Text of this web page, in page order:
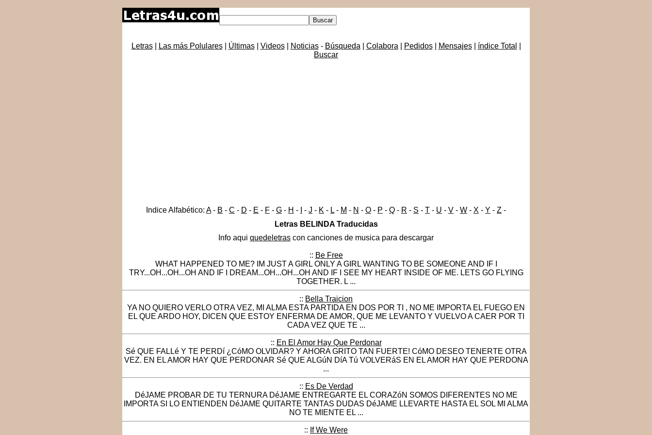
Letras| Las más Polulares| Últimas| Videos| Noticias- Búsqueda Colabora Pedidos| Mensajes| índice Total
Buscar
Indice Alfabético: A- B - C - D - E - F - G - H - - J - K - L - M - N - O - P - Q - R - S - T - U - V - W - X - Y - Z -
Letras BELINDA Traducidas
Info aqui quedeletras con canciones de musica para descargar
:: Be Free
WHAT HAPPENED TO ME? IM JUST A GIRL ONLY A GIRL WANTING TO BE SOMEONE AND IF I
TRY...OH...OH...OH AND IF I DREAM...OH...OH...OH AND IF I SEE MY HEART INSIDE OF ME. LETS GO FLYING
TOGETHER. L ...
:: Bella Traicion
YA NO QUIERO VERLO OTRA VEZ, MI ALMA ESTA PARTIDA EN DOS POR TI , NO ME IMPORTA EL FUEGO EN
EL QUE ARDO HOY, DICEN QUE ESTOY ENFERMA DE AMOR, QUE ME LEVANTO Y VUELVO A CAER POR TI
CADA VEZ QUE TE ...
:: En El Amor Hay Que Perdonar
Sé QUE FALLé Y TE PERDí ¿CóMO OLVIDAR? Y AHORA GRITO TAN FUERTE! CóMO DESEO TENERTE OTRA
VEZ. EN EL AMOR HAY QUE PERDONAR Sé QUE ALGúN DíA Tú VOLVERáS EN EL AMOR HAY QUE PERDONA
...
:: Es De Verdad
DéJAME PROBAR DE TU TERNURA DéJAME ENTREGARTE EL CORAZóN SOMOS DIFERENTES NO ME
IMPORTA SI LO ENTIENDEN DéJAME QUITARTE TANTAS DUDAS DéJAME LLEVARTE HASTA EL SOL MI ALMA
NO TE MIENTE EL ...
:: If We Were